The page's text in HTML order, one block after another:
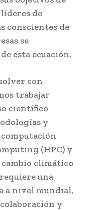
de
conscientes de
se
esta ecuación.
con
trabajar
científico
y
(HPC) y
climático
una
a nivel mundial,
y